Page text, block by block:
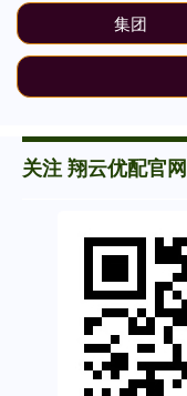
集团
关注 翔云优配官网